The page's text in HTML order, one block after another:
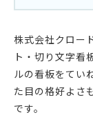
株式会社クロー
ト・切り文字看
ルの看板をてい
た目の格好よさ
です。